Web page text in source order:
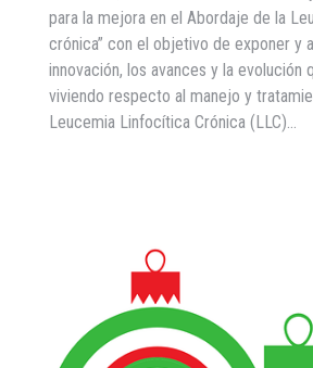
para la mejora en el Abordaje de la
crónica” con el objetivo de exponer y
innovación, los avances y la evolución
viviendo respecto al manejo y
Leucemia Linfocítica Crónica (LLC)…